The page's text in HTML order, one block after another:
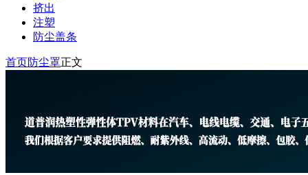
挤出
注塑
防尘盖条
首页防尘罩正文